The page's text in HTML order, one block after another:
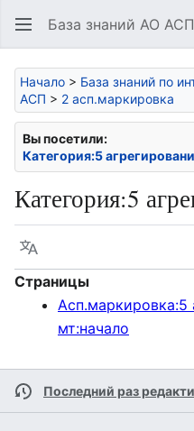
База знаний АО АСП
Начало > База знаний по
АСП > 2 асп.маркировка
Вы посетили:
Категория:5
Категория:5
Язык
Страницы
Асп.маркировка:5
мт:начало
Последний раз